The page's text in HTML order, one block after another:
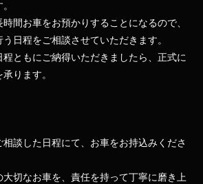
時間お車をお預かりすることになるので、
う日程をご相談させていただきます。
程ともにご納得いただきましたら、正式に
ります。
相談した日程にて、お車をお持込みくださ
大切なお車を、責任を持って丁寧に磨き上